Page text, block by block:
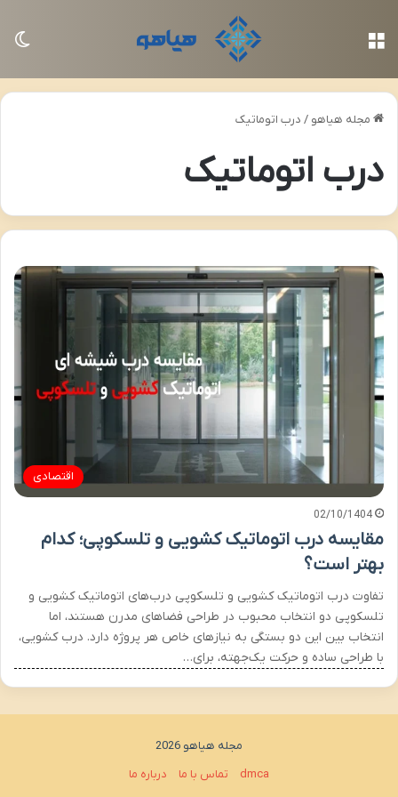
مجله هیاهو / درب اتوماتیک
درب اتوماتیک
اقتصادی
02/10/1404
مقایسه درب اتوماتیک کشویی و تلسکوپی؛ کدام
بهتر است؟
تفاوت درب اتوماتیک کشویی و تلسکوپی درب‌های اتوماتیک کشویی و
تلسکوپی دو انتخاب محبوب در طراحی فضاهای مدرن هستند، اما
انتخاب بین این دو بستگی به نیازهای خاص هر پروژه دارد. درب کشویی،
با طراحی ساده و حرکت یک‌جهته، برای…
مجله هیاهو 2026
dmca
تماس با ما درباره ما